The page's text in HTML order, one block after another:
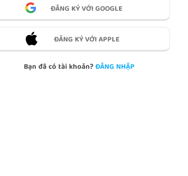
ĐĂNG KÝ VỚI GOOGLE
ĐĂNG KÝ VỚI APPLE
Bạn đã có tài khoản?ĐĂNG NHẬP